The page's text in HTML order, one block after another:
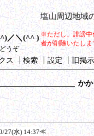
／＼(^^ )
うぞ
塩山周辺地域
※ただし、誹謗中
者が削除いたしま
ス┃検索┃設定┃旧掲
か
27(水) 14:37≪